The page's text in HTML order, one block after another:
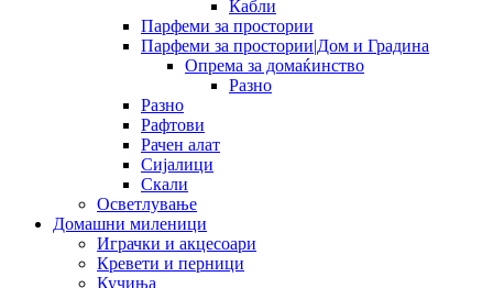
Кабли
Парфеми за простории
Парфеми за простории|Дом и Градина
Опрема за домаќинство
Разно
Разно
Рафтови
Рачен алат
Сијалици
Скали
Осветлување
Домашни миленици
Играчки и акцесоари
Кревети и перници
Кучиња